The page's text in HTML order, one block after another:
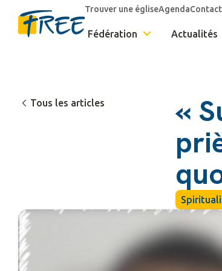
Trouver une égliseAgendaContact
Fédération Actualités
Tous les articles
«